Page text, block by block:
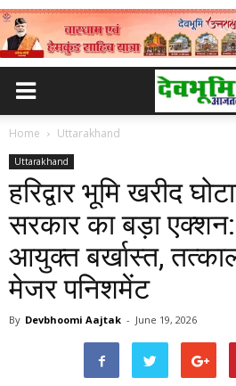
Home Uttarakhand
Uttarakhand
हरिद्वार भूमि खरीद
सरकार का बड़ा एक्शन:
आयुक्त बर्खास्त,
मेजर पनिशमेंट
By Devbhoomi Aajtak - June 19, 2026